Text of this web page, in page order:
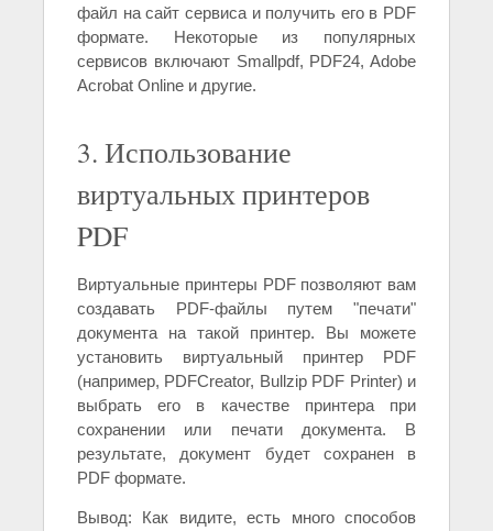
файл на сайт сервиса и получить его в PDF
формате. Некоторые из популярных
сервисов включают Smallpdf, PDF24, Adobe
Acrobat Online и другие.
3. Использование
виртуальных принтеров
PDF
Виртуальные принтеры PDF позволяют вам
создавать PDF-файлы путем "печати"
документа на такой принтер. Вы можете
установить виртуальный принтер PDF
(например, PDFCreator, Bullzip PDF Printer) и
выбрать его в качестве принтера при
сохранении или печати документа. В
результате, документ будет сохранен в
PDF формате.
Вывод: Как видите, есть много способов